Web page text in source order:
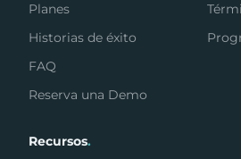
Planes
Historias de éxito
FAQ
Reserva una Demo
Recursos.